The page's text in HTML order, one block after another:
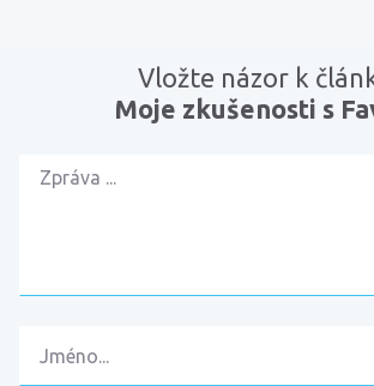
Vložte názor k
Moje zkušenosti s